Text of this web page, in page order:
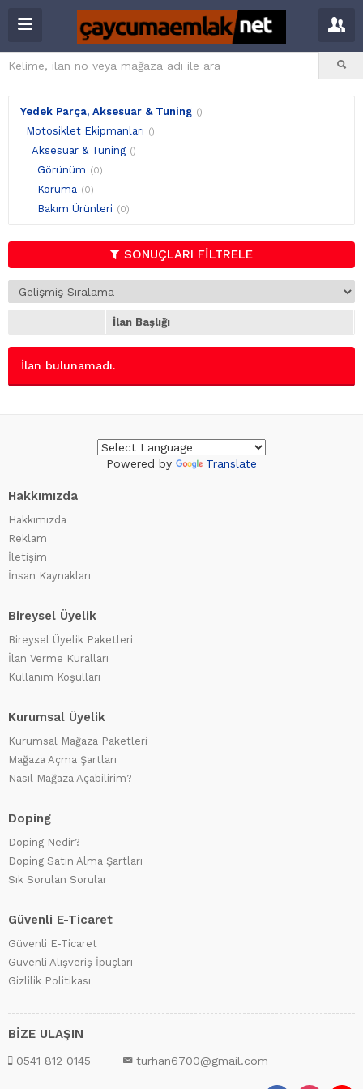
Yedek Parça, Aksesuar & Tuning ()
Motosiklet Ekipmanları ()
Aksesuar & Tuning ()
Görünüm (0)
Koruma (0)
Bakım Ürünleri (0)
SONUÇLARI FİLTRELE
İlan Başlığı
İlan bulunamadı.
Powered by Translate
Hakkımızda
Hakkımızda
Reklam
İletişim
İnsan Kaynakları
Bireysel Üyelik
Bireysel Üyelik Paketleri
İlan Verme Kuralları
Kullanım Koşulları
Kurumsal Üyelik
Kurumsal Mağaza Paketleri
Mağaza Açma Şartları
Nasıl Mağaza Açabilirim?
Doping
Doping Nedir?
Doping Satın Alma Şartları
Sık Sorulan Sorular
Güvenli E-Ticaret
Güvenli E-Ticaret
Güvenli Alışveriş İpuçları
Gizlilik Politikası
BİZE ULAŞIN
0541 812 0145 turhan6700@gmail.com